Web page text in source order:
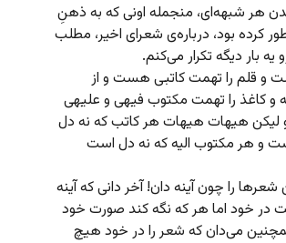
هر شبهه‌ای، منجمله اونی که به ذهنِ
کرده بود، درباره‌ی شعرای اخیر، مطلب
بار دیگه تکرار می‌کنم.
و قلم را تهمت کاتبی هست و از
و کاغذ را تهمت مکتوب فیهی و علیهی
هیهات هیهات هر کاتب که نه دل
و هر مکتوب الیه که نه دل است
شعرها را چون آینه دان! آخر دانی که آینه
در خود اما هر که نگه کند صورت خود
می‌دان که شعر را در خود هیچ